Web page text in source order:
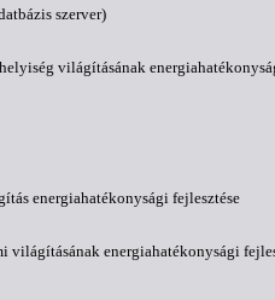
szerver)
világításának
energiahatékonysági fejlesztése
világításának energiahatékonysági